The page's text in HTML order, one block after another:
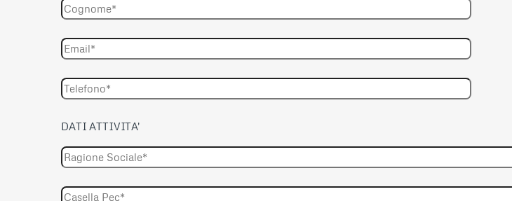
DATI ATTIVITA'